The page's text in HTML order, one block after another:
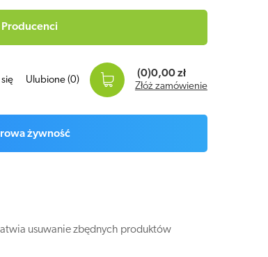
Producenci
Ulubione (0)
(0)0,00 zł
Złóż zamówienie
żywność
usuwanie zbędnych produktów